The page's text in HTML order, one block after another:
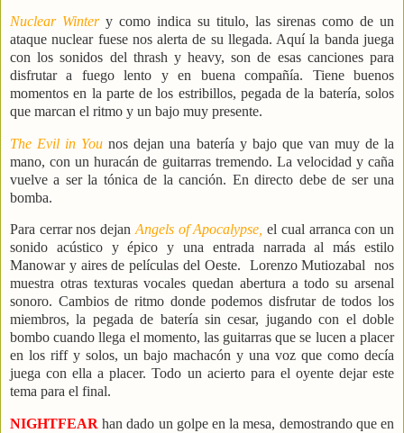
Nuclear Winter y como indica su titulo, las sirenas como de un
ataque nuclear fuese nos alerta de su llegada. Aquí la banda juega
con los sonidos del thrash y heavy, son de esas canciones para
disfrutar a fuego lento y en buena compañía. Tiene buenos
momentos en la parte de los estribillos, pegada de la batería, solos
que marcan el ritmo y un bajo muy presente.
The Evil in You nos dejan una batería y bajo que van muy de la
mano, con un huracán de guitarras tremendo. La velocidad y caña
vuelve a ser la tónica de la canción. En directo debe de ser una
bomba.
Para cerrar nos dejanAngels of Apocalypse, el cual arranca con un
sonido acústico y épico y una entrada narrada al más estilo
Manowar y aires de películas del Oeste.
Lorenzo Mutiozabal nos
muestra otras texturas vocales quedan abertura a todo su arsenal
sonoro. Cambios de ritmo donde podemos disfrutar de todos los
miembros, la pegada de batería sin cesar, jugando con el doble
bombo cuando llega el momento, las guitarras que se lucen a placer
en los riff y solos, un bajo machacón y una voz que como decía
juega con ella a placer. Todo un acierto para el oyente dejar este
tema para el final.
NIGHTFEARhan dado un golpe en la mesa, demostrando que en